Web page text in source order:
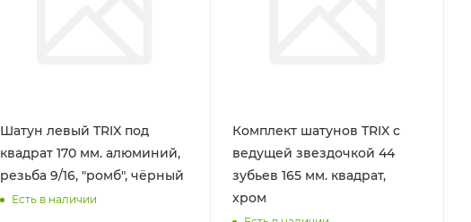
Шатун левый TRIX под
квадрат 170 мм. алюминий,
резьба 9/16, "ромб", чёрный
Есть в наличии
Комплект шатунов TRIX с
ведущей звездочкой 44
зубьев 165 мм. квадрат,
хром